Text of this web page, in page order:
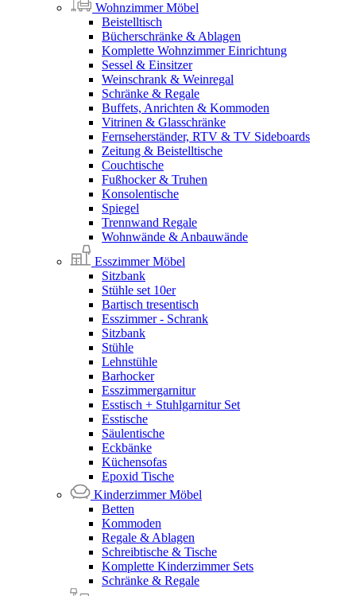
Wohnzimmer Möbel
Beistelltisch
Bücherschränke & Ablagen
Komplette Wohnzimmer Einrichtung
Sessel & Einsitzer
Weinschrank & Weinregal
Schränke & Regale
Buffets, Anrichten & Kommoden
Vitrinen & Glasschränke
Fernseherständer, RTV & TV Sideboards
Zeitung & Beistelltische
Couchtische
Fußhocker & Truhen
Konsolentische
Spiegel
Trennwand Regale
Wohnwände & Anbauwände
Esszimmer Möbel
Sitzbank
Stühle set 10er
Bartisch tresentisch
Esszimmer - Schrank
Sitzbank
Stühle
Lehnstühle
Barhocker
Esszimmergarnitur
Esstisch + Stuhlgarnitur Set
Esstische
Säulentische
Eckbänke
Küchensofas
Epoxid Tische
Kinderzimmer Möbel
Betten
Kommoden
Regale & Ablagen
Schreibtische & Tische
Komplette Kinderzimmer Sets
Schränke & Regale